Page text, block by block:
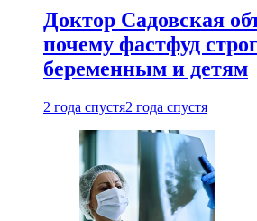
Доктор Садовская
почему фастфуд
беременным и детям
2 года спустя2 года спустя